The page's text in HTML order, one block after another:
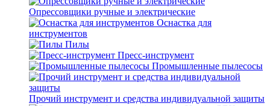
Опрессовщики ручные и электрические
Оснастка для
инструментов
Пилы
Пресс-инструмент
Промышленные пылесосы
Прочий инструмент и средства индивидуальной защиты